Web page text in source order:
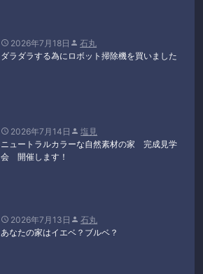
 2026年7月18日  石丸
ダラダラする為にロボット掃除機を買いました
 2026年7月14日  塩見
ニュートラルカラーな自然素材の家 完成見学
会 開催します！
 2026年7月13日  石丸
あなたの家はイエベ？ブルベ？